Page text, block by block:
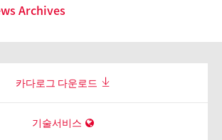
Archives
카다로그 다운로드
기술서비스